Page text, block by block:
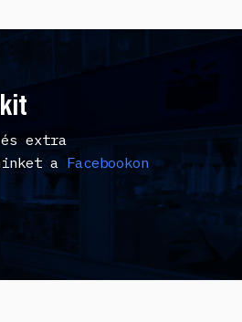
extra
aFacebookon